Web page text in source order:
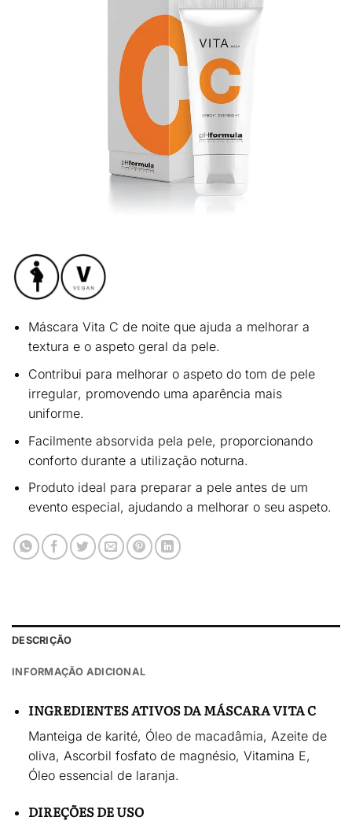
Máscara Vita C de noite que ajuda a melhorar a
textura e o aspeto geral da pele.
Contribui para melhorar o aspeto do tom de pele
irregular, promovendo uma aparência mais
uniforme.
Facilmente absorvida pela pele, proporcionando
conforto durante a utilização noturna.
Produto ideal para preparar a pele antes de um
evento especial, ajudando a melhorar o seu aspeto.
DESCRIÇÃO
INFORMAÇÃO ADICIONAL
INGREDIENTES ATIVOS DA MÁSCARA VITA C
Manteiga de karité, Óleo de macadâmia, Azeite de
oliva, Ascorbil fosfato de magnésio, Vitamina E,
Óleo essencial de laranja.
DIREÇÕES DE USO